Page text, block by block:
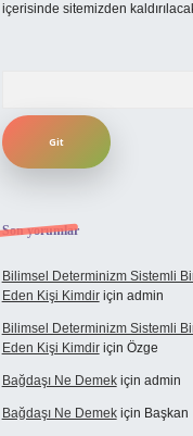
içerisinde sitemizden
Son yorumlar
Bilimsel Determinizm Sistemli
Eden Kişi Kimdiriçin admin
Bilimsel Determinizm Sistemli
Eden Kişi Kimdiriçin Özge
Bağdaşı Ne Demekiçin admin
Bağdaşı Ne Demekiçin Başkan